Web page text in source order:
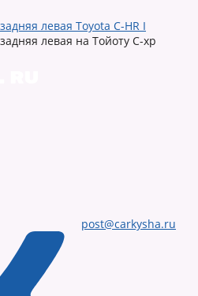
левая Toyota C-HR I
левая на Тойоту С-хр
post@carkysha.ru